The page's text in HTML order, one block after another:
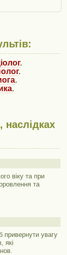
.
.
.
.
наслідках
віку та при
та
увагу
які